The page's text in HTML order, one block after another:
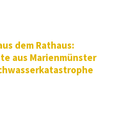
dem Rathaus:
aus Marienmünster